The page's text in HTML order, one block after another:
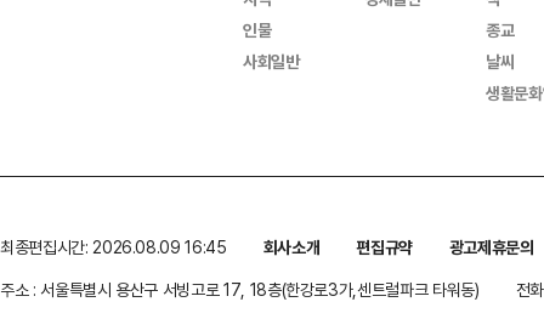
인물
사회일반
종교
날씨
생활문
최종편집시간: 2026.08.09 16:45 회사소개 편집규약
광고제휴문의
주소 : 서울특별시 용산구 서빙고로 17, 18층(한강로3가,센트럴파크 타워동)
전